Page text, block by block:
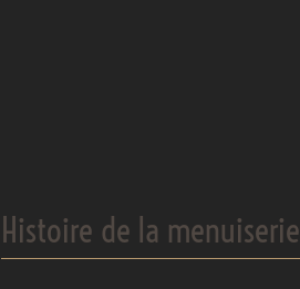
Histoire de la menuiserie